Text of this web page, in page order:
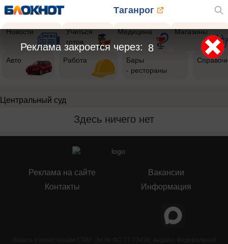
Таганрог
Новости
Учиться
готов
Медицина Магазины
Авто Работа
Бары
- рестораны
Центральный суд
Здесь ничего нет
Реклама на сайте
Контакты
Вакансии
Информация
Запись о регистрации СМИ: Эл № ФС 77-73438, выдано Федеральной
8
Реклама закроется через: